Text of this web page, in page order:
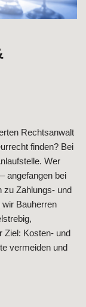
Rechtsanwalt
finden? Bei
Wer
angefangen bei
zu Zahlungs- und
Bauherren
Ziel: Kosten- und
vermeiden und